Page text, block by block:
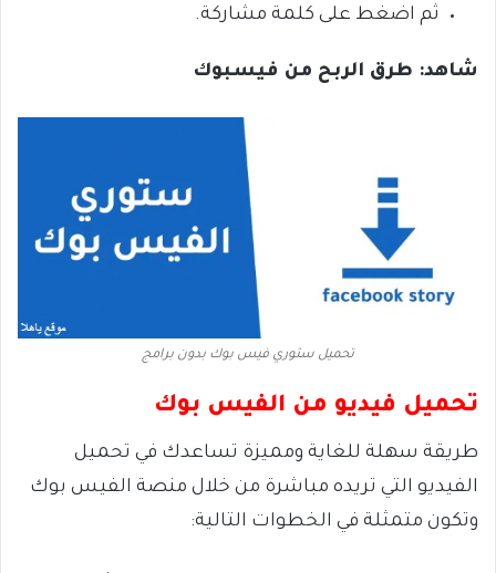
ثم اضغط على كلمة مشاركة.
شاهد: طرق الربح من فيسبوك
تحميل ستوري فيس بوك بدون برامج
تحميل فيديو من الفيس بوك
طريقة سهلة للغاية ومميزة تساعدك في تحميل
الفيديو التي تريده مباشرة من خلال منصة الفيس بوك
وتكون متمثلة في الخطوات التالية: